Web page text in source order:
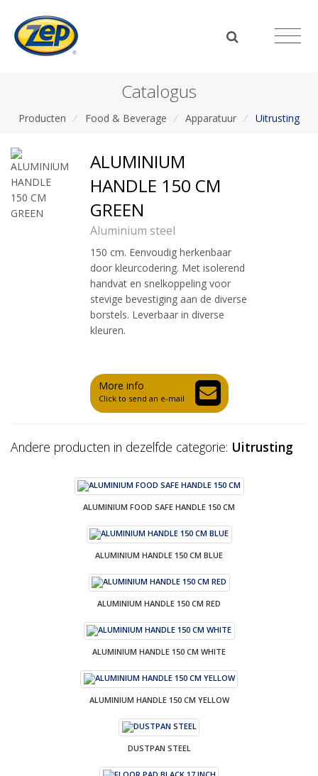
Catalogus
Producten / Food & Beverage / Apparatuur / Uitrusting
ALUMINIUM
HANDLE 150 CM
GREEN
Aluminium steel
150 cm. Eenvoudig herkenbaar
door kleurcodering. Met isolerend
handvat en snelkoppeling voor
stevige bevestiging aan de diverse
borstels. Leverbaar in diverse
kleuren.
More info
Click to send an e-mail
Andere producten in dezelfde categorie: Uitrusting
ALUMINIUM FOOD SAFE HANDLE 150 CM
ALUMINIUM HANDLE 150 CM BLUE
ALUMINIUM HANDLE 150 CM RED
ALUMINIUM HANDLE 150 CM WHITE
ALUMINIUM HANDLE 150 CM YELLOW
DUSTPAN STEEL